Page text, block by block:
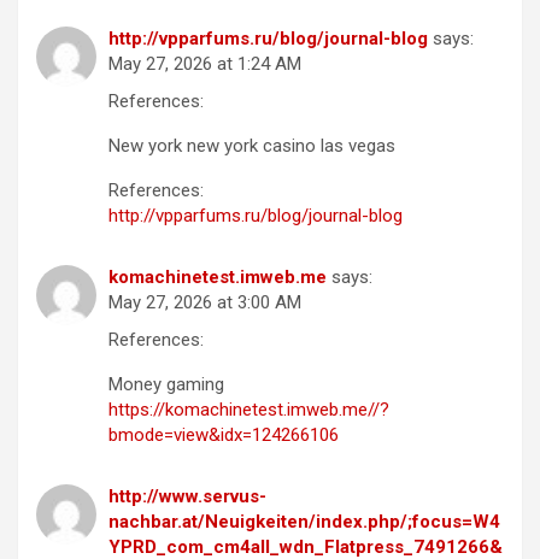
http://vpparfums.ru/blog/journal-blog says:
May 27, 2026 at 1:24 AM
References:
New york new york casino las vegas
References:
http://vpparfums.ru/blog/journal-blog
komachinetest.imweb.me says:
May 27, 2026 at 3:00 AM
References:
Money gaming
https://komachinetest.imweb.me//?
bmode=view&idx=124266106
http://www.servus-
nachbar.at/Neuigkeiten/index.php/;focus=W4
YPRD_com_cm4all_wdn_Flatpress_7491266&